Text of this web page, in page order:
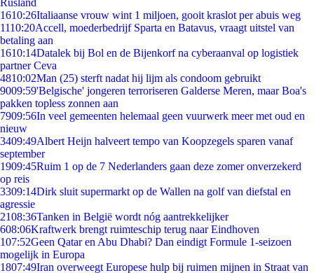
Rusland
1610:26Italiaanse vrouw wint 1 miljoen, gooit kraslot per abuis weg
1110:20Accell, moederbedrijf Sparta en Batavus, vraagt uitstel van
betaling aan
1610:14Datalek bij Bol en de Bijenkorf na cyberaanval op logistiek
partner Ceva
4810:02Man (25) sterft nadat hij lijm als condoom gebruikt
9009:59'Belgische' jongeren terroriseren Galderse Meren, maar Boa's
pakken topless zonnen aan
7909:56In veel gemeenten helemaal geen vuurwerk meer met oud en
nieuw
3409:49Albert Heijn halveert tempo van Koopzegels sparen vanaf
september
1909:45Ruim 1 op de 7 Nederlanders gaan deze zomer onverzekerd
op reis
3309:14Dirk sluit supermarkt op de Wallen na golf van diefstal en
agressie
2108:36Tanken in België wordt nóg aantrekkelijker
608:06Kraftwerk brengt ruimteschip terug naar Eindhoven
107:52Geen Qatar en Abu Dhabi? Dan eindigt Formule 1-seizoen
mogelijk in Europa
1807:49Iran overweegt Europese hulp bij ruimen mijnen in Straat van